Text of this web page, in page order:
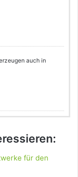
auch in
für den